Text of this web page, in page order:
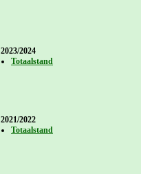
2023/2024
Totaalstand
2021/2022
Totaalstand